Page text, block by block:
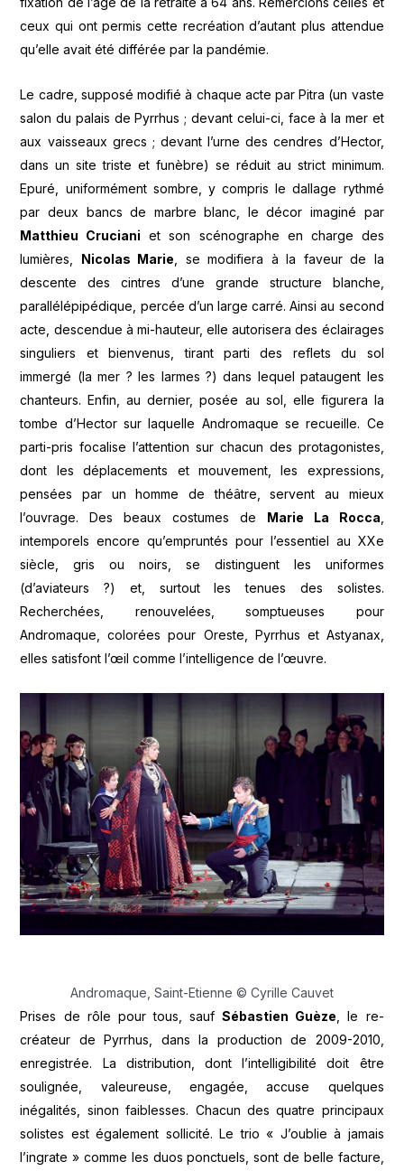
ceux qui ont permis cette recréation d’autant plus attendue
qu’elle avait été différée par la pandémie.
Le cadre, supposé modifié à chaque acte par Pitra (un vaste
salon du palais de Pyrrhus ; devant celui-ci, face à la mer et
aux vaisseaux grecs ; devant l’urne des cendres d’Hector,
dans un site triste et funèbre) se réduit au strict minimum.
Epuré, uniformément sombre, y compris le dallage rythmé
par deux bancs de marbre blanc, le décor imaginé par
Matthieu Cruciani et son scénographe en charge des
lumières,
Nicolas Marie, se modifiera à la faveur de la
descente des cintres d’une grande structure blanche,
parallélépipédique, percée d’un large carré. Ainsi au second
acte, descendue à mi-hauteur, elle autorisera des éclairages
singuliers et bienvenus, tirant parti des reflets du sol
immergé (la mer ? les larmes ?) dans lequel pataugent les
chanteurs. Enfin, au dernier, posée au sol, elle figurera la
tombe d’Hector sur laquelle Andromaque se recueille. Ce
parti-pris focalise l’attention sur chacun des protagonistes,
dont les déplacements et mouvement, les expressions,
pensées par un homme de théâtre, servent au mieux
l’ouvrage. Des beaux costumes de
Marie La Rocca,
intemporels encore qu’empruntés pour l’essentiel au XXe
siècle, gris ou noirs, se distinguent les uniformes
(d’aviateurs ?) et, surtout les tenues des solistes.
Recherchées, renouvelées, somptueuses pour
Andromaque, colorées pour Oreste, Pyrrhus et Astyanax,
elles satisfont l’œil comme l’intelligence de l’œuvre.
Andromaque, Saint-Etienne © Cyrille Cauvet
Prises de rôle pour tous, saufSébastien Guèze , le re-
créateur de Pyrrhus, dans la production de 2009-2010,
enregistrée. La distribution, dont l’intelligibilité doit être
soulignée, valeureuse, engagée, accuse quelques
inégalités, sinon faiblesses. Chacun des quatre principaux
solistes est également sollicité. Le trio « J’oublie à jamais
l’ingrate » comme les duos ponctuels, sont de belle facture,